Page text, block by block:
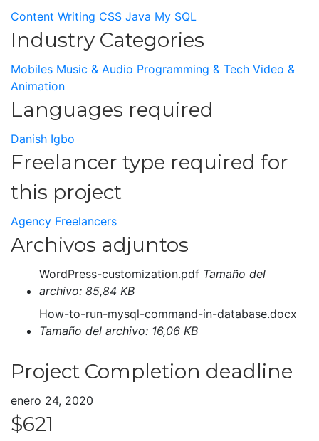
Content Writing CSS Java My SQL
Industry Categories
Mobiles Music & Audio Programming & Tech Video &
Animation
Languages required
Danish Igbo
Freelancer type required for
this project
Agency Freelancers
Archivos adjuntos
WordPress-customization.pdf Tamaño del
archivo: 85,84 KB
How-to-run-mysql-command-in-database.docx
Tamaño del archivo: 16,06 KB
Project Completion deadline
enero 24, 2020
$621